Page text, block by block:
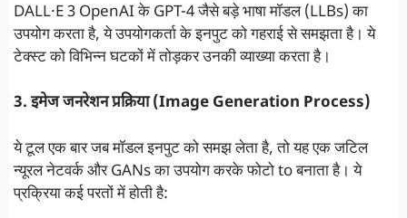
DALL·E 3 OpenAI के GPT-4 जैसे बड़े भाषा मॉडल (LLBs) का
उपयोग करता है, ये उपयोगकर्ता के इनपुट को गहराई से समझता है। ये
टेक्स्ट को विभिन्न घटकों में तोड़कर उनकी व्याख्या करता है।
3. इमेज जनरेशन प्रक्रिया (Image Generation Process)
ये टूल एक बार जब मॉडल इनपुट को समझ लेता है, तो यह एक जटिल
न्यूरल नेटवर्क और GANs का उपयोग करके फोटो to बनाता है। ये
प्रक्रिया कई परतों में होती है: